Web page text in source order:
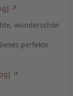
wunderschön
perfekte